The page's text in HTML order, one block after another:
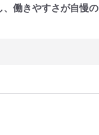
働きやすさが自慢の